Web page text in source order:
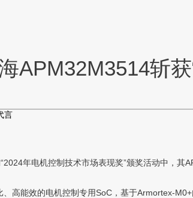
APM32M3514斩
言
年电机控制技术市场表现奖”颁奖活动中，其
能效的电机控制专用SoC，基于Armortex-